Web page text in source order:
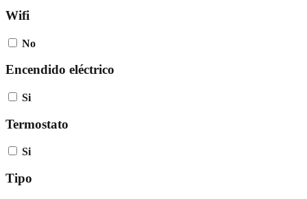
Wifi
No
Encendido eléctrico
Si
Termostato
Si
Tipo